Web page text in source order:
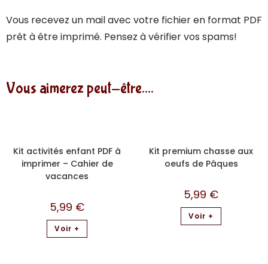
Vous recevez un mail avec votre fichier en format PDF
prêt à être imprimé. Pensez à vérifier vos spams!
Vous aimerez peut-être....
Kit activités enfant PDF à
imprimer – Cahier de
vacances
5,99 €
Voir +
Kit premium chasse aux
oeufs de Pâques
5,99 €
Voir +